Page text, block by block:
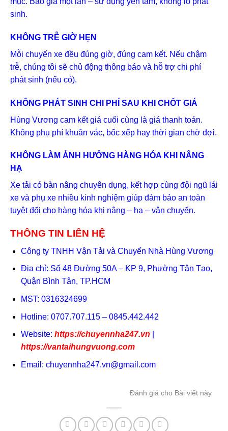
sinh.
KHÔNG TRỄ GIỜ HẸN
Mỗi chuyến xe đều đúng giờ, đúng cam kết. Nếu chậm
trễ, chúng tôi sẽ chủ động thông báo và hỗ trợ chi phí
phát sinh (nếu có).
KHÔNG PHÁT SINH CHI PHÍ SAU KHI CHỐT GIÁ
Hùng Vương cam kết giá cuối cùng là giá thanh toán.
Không phụ phí khuân vác, bốc xếp hay thời gian chờ đợi.
KHÔNG LÀM ẢNH HƯỞNG HÀNG HÓA KHI NÂNG
HẠ
Xe tải có bàn nâng chuyên dụng, kết hợp cùng đội ngũ lái
xe và phụ xe nhiều kinh nghiệm giúp đảm bảo an toàn
tuyệt đối cho hàng hóa khi nâng – hạ – vận chuyển.
THÔNG TIN LIÊN HỆ
Công ty TNHH Vận Tải và Chuyển Nhà Hùng Vương
Địa chỉ: Số 48 Đường 50A – KP 9, Phường Tân Tạo,
Quận Bình Tân, TP.HCM
MST: 0316324699
Hotline: 0707.707.115 – 0845.442.442
Website: https://chuyennha247.vn
https://vantaihungvuong.com
Email: chuyennha247.vn@gmail.com
Đánh giá cho Bài viết này